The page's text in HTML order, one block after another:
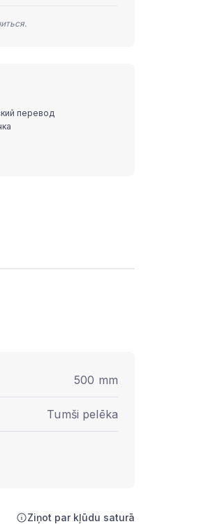
перевод
500 mm
Tumši pelēka
Ziņot par kļūdu saturā